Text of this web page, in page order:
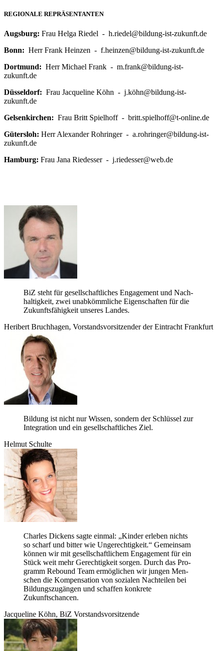
REGIONALE REPRÄSENTANTEN
Augs­burg: Frau Helga Rie­del - h.riedel@bildung-ist-zukunft.de
Bonn: Herr Frank Hein­zen - f.heinzen@bildung-ist-zukunft.de
Dort­mund: Herr Michael Frank - m.frank@bildung-ist-
zukunft.de
Düs­sel­dorf: Frau Jac­que­line Köhn - j.köhn@bildung-ist-
zukunft.de
Gel­sen­kir­chen: Frau Britt Spiel­hoff - britt.spielhoff@t-online.de
Güters­loh: Herr Alex­an­der Rohrin­ger - a.rohringer@bildung-ist-
zukunft.de
Ham­burg: Frau Jana Rie­des­ser - j.riedesser@web.de
BiZ steht für gesell­schaft­li­ches Enga­ge­ment und Nach­
hal­tig­keit, zwei unab­kömm­li­che Eigen­schaf­ten für die
Zukunfts­fä­hig­keit unse­res Landes.
Heri­bert Bruch­ha­gen, Vor­stands­vor­sit­zen­der der Ein­tracht Frankfurt
Bil­dung ist nicht nur Wis­sen, son­dern der Schlüs­sel zur
Inte­gra­tion und ein gesell­schaft­li­ches Ziel.
Hel­mut Schulte
Charles Dickens sagte ein­mal: „Kin­der erle­ben nichts
so scharf und bit­ter wie Unge­rech­tig­keit.“ Gemein­sam
kön­nen wir mit gesell­schaft­li­chem Enga­ge­ment für ein
Stück weit mehr Gerech­tig­keit sor­gen. Durch das Pro­
gramm Rebound Team ermög­li­chen wir jun­gen Men­
schen die Kom­pen­sa­tion von sozia­len Nach­tei­len bei
Bil­dungs­zu­gän­gen und schaf­fen kon­krete
Zukunftschancen.
Jac­que­line Köhn, BiZ Vorstandsvorsitzende